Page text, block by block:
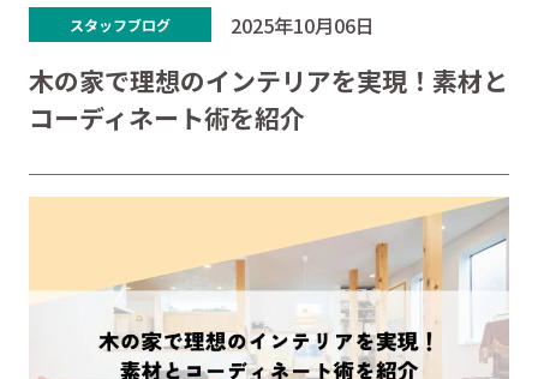
スタッフブログ 2025年10月06日
木の家で理想のインテリアを実現！素材と
コーディネート術を紹介